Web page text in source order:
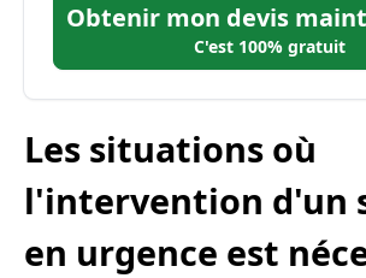
Obtenir mon devis
C'est 100% gratuit
Les situations où
l'intervention d'un
en urgence est